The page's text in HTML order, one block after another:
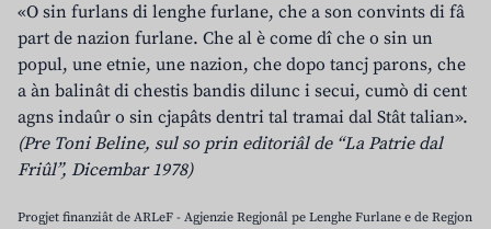
«O sin furlans di lenghe furlane, che a son convints di fâ
part de nazion furlane. Che al è come dî che o sin un
popul, une etnie, une nazion, che dopo tancj parons, che
a àn balinât di chestis bandis dilunc i secui, cumò di cent
agns indaûr o sin cjapâts dentri tal tramai dal Stât talian».
(Pre Toni Beline, sul so prin editoriâl de “La Patrie dal
Friûl”, Dicembar 1978)
Progjet finanziât de ARLeF - Agjenzie Regjonâl pe Lenghe Furlane e de Regjon